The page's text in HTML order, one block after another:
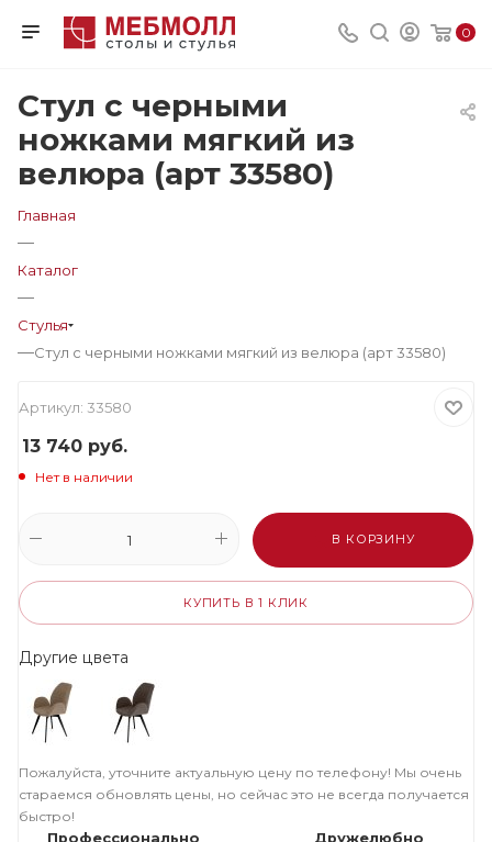
0
Стул с черными
ножками мягкий из
велюра (арт 33580)
Главная
—
Каталог
—
Стулья
—Стул с черными ножками мягкий из велюра (арт 33580)
Артикул: 33580
13 740 руб.
Нет в наличии
В КОРЗИНУ
КУПИТЬ В 1 КЛИК
Другие цвета
Пожалуйста, уточните актуальную цену по телефону! Мы очень
стараемся обновлять цены, но сейчас это не всегда получается
быстро!
Профессионально
Дружелюбно